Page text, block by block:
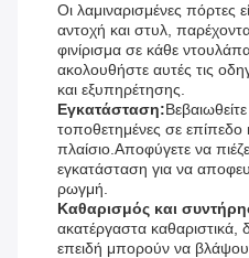
Οι λαμιναρισμένες πόρτες
αντοχή και στυλ,
φινίρισμα σε κάθε
ακολουθήστε αυτές τις
και εξυπηρέτησης.
Εγκατάσταση:
τοποθετημένες σε επίπεδο
πλαίσιο.Αποφύγετε να
εγκατάσταση για να
ρωγμή.
Καθαρισμός και
ακατέργαστα καθαριστικά,
επειδή μπορούν να